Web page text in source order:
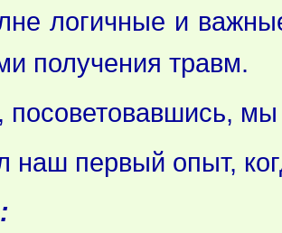
логичные и
получения травм.
посоветовавшись,
наш первый опыт,